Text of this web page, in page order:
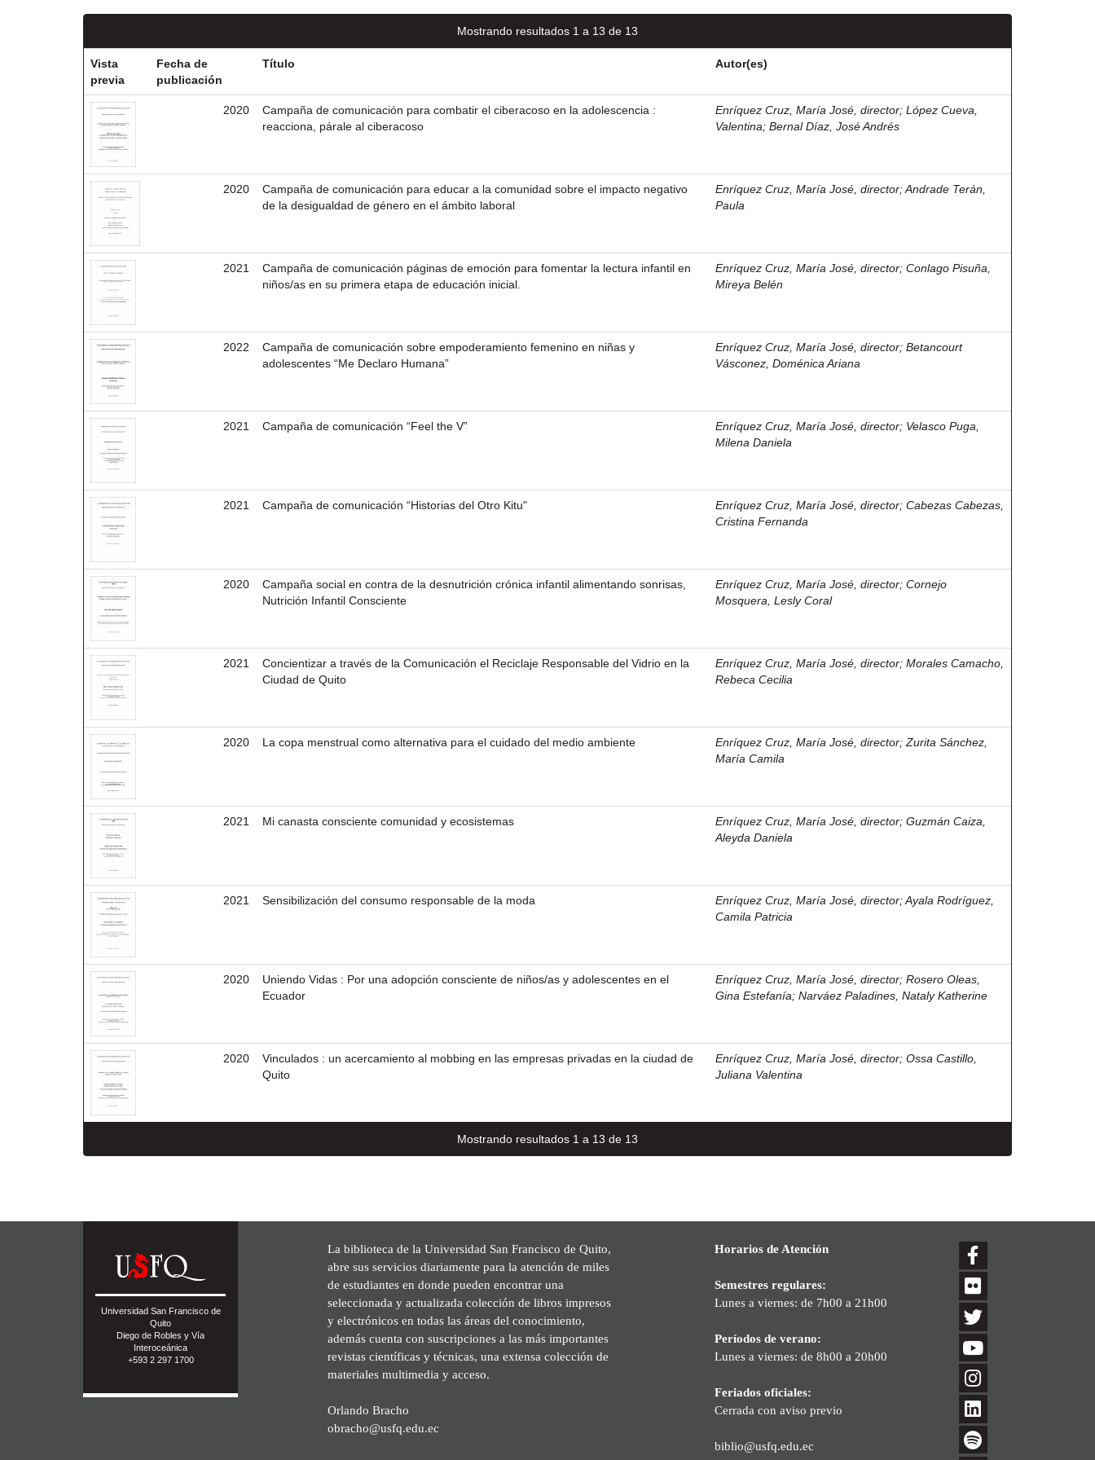
Mostrando resultados 1 a 13 de 13
Vista
previa
Fecha de
publicación
Título Autor(es)
2020
Campaña de comunicación para combatir el ciberacoso en la adolescencia :
reacciona, párale al ciberacoso
Enríquez Cruz, María José, director; López Cueva,
Valentina; Bernal Díaz, José Andrés
2020
Campaña de comunicación para educar a la comunidad sobre el impacto negativo
de la desigualdad de género en el ámbito laboral
Enríquez Cruz, María José, director;Andrade Terán,
Paula
2021
Campaña de comunicación páginas de emoción para fomentar la lectura infantil en
niños/as en su primera etapa de educación inicial.
Enríquez Cruz, María José, director; Conlago Pisuña,
Mireya Belén
2022
Campaña de comunicación sobre empoderamiento femenino en niñas y
adolescentes “Me Declaro Humana”
Enríquez Cruz, María José, director; Betancourt
Vásconez, Doménica Ariana
2021 Campaña de comunicación “Feel the V” Enríquez Cruz, María José, director; Velasco Puga,
Milena Daniela
2021 Campaña de comunicación “Historias del Otro Kitu" Enríquez Cruz, María José, director; Cabezas Cabezas,
Cristina Fernanda
2020
Campaña social en contra de la desnutrición crónica infantil alimentando sonrisas,
Nutrición Infantil Consciente
Enríquez Cruz, María José, director; Cornejo
Mosquera, Lesly Coral
2021
Concientizar a través de la Comunicación el Reciclaje Responsable del Vidrio en la
Ciudad de Quito
Enríquez Cruz, María José, director; Morales Camacho,
Rebeca Cecilia
2020 La copa menstrual como alternativa para el cuidado del medio ambiente Enríquez Cruz, María José, director; Zurita Sánchez,
María Camila
2021 Mi canasta consciente comunidad y ecosistemas Enríquez Cruz, María José, director; Guzmán Caiza,
Aleyda Daniela
2021 Sensibilización del consumo responsable de la moda Enríquez Cruz, María José, director;Ayala Rodríguez,
Camila Patricia
2020
Uniendo Vidas : Por una adopción consciente de niños/as y adolescentes en el
Ecuador
Enríquez Cruz, María José, director; Rosero Oleas,
Gina Estefanía; Narváez Paladines, Nataly Katherine
2020
Vinculados : un acercamiento al mobbing en las empresas privadas en la ciudad de
Quito
Enríquez Cruz, María José, director; Ossa Castillo,
Juliana Valentina
Mostrando resultados 1 a 13 de 13
Universidad San Francisco de
Quito
Diego de Robles y Vía
Interoceánica
+593 2 297 1700
La biblioteca de la Universidad San Francisco de Quito,
abre sus servicios diariamente para la atención de miles
de estudiantes en donde pueden encontrar una
seleccionada y actualizada colección de libros impresos
y electrónicos en todas las áreas del conocimiento,
además cuenta con suscripciones a las más importantes
revistas científicas y técnicas, una extensa colección de
materiales multimedia y acceso.
Orlando Bracho
obracho@usfq.edu.ec
Horarios de Atención
Semestres regulares:
Lunes a viernes: de 7h00 a 21h00
Períodos de verano:
Lunes a viernes: de 8h00 a 20h00
Feriados oficiales:
Cerrada con aviso previo
biblio@usfq.edu.ec